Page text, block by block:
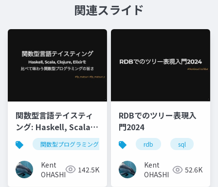
関連スライド
関数型言語テイスティ
ング: Haskell, Scala,
Clojure, Elixirを比べ
て味わう関数型プログ
ラミングの旨さ
関数型プログラミング haskell scala
Kent
OHASHI
142.5K
RDBでのツリー表現入
門2024
rdb sql
Kent
OHASHI
52.6K